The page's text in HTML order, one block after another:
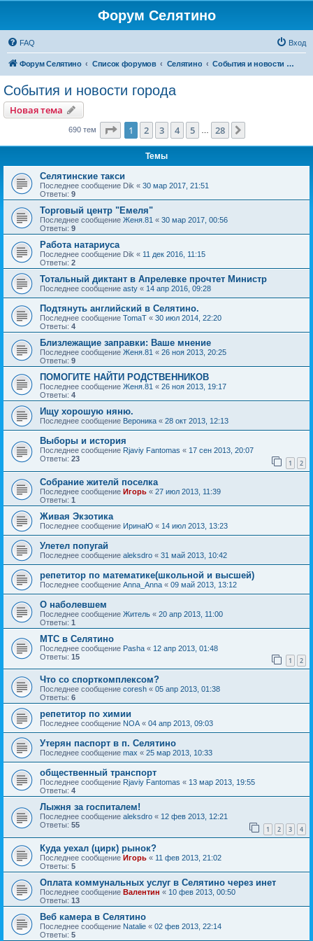
Форум Селятино
FAQ Вход
Форум Селятино Список форумов Селятино События и новости города
События и новости города
Новая тема
690 тем Страница из 28
1 2 3 4 5 28
Темы
Селятинские такси
Последнее сообщение Dik « 30 мар 2017, 21:51
Ответы: 9
Торговый центр "Емеля"
Последнее сообщение Женя.81 « 30 мар 2017, 00:56
Ответы: 9
Работа натариуса
Последнее сообщение Dik « 11 дек 2016, 11:15
Ответы: 2
Тотальный диктант в Апрелевке прочтет Министр
Последнее сообщение asty « 14 апр 2016, 09:28
Подтянуть английский в Селятино.
Последнее сообщение TomaT « 30 июл 2014, 22:20
Ответы: 4
Близлежащие заправки: Ваше мнение
Последнее сообщение Женя.81 « 26 ноя 2013, 20:25
Ответы: 9
ПОМОГИТЕ НАЙТИ РОДСТВЕННИКОВ
Последнее сообщение Женя.81 « 26 ноя 2013, 19:17
Ответы: 4
Ищу хорошую няню.
Последнее сообщение Вероника « 28 окт 2013, 12:13
Выборы и история
Последнее сообщение Rjaviy Fantomas « 17 сен 2013, 20:07
Ответы: 23 1 2
Собрание жителй поселка
Последнее сообщение Игорь « 27 июл 2013, 11:39
Ответы: 1
Живая Экзотика
Последнее сообщение ИринаЮ « 14 июл 2013, 13:23
Улетел попугай
Последнее сообщение aleksdro « 31 май 2013, 10:42
репетитор по математике(школьной и высшей)
Последнее сообщение Anna_Anna « 09 май 2013, 13:12
О наболевшем
Последнее сообщение Житель « 20 апр 2013, 11:00
Ответы: 1
МТС в Селятино
Последнее сообщение Pasha « 12 апр 2013, 01:48
Ответы: 15 1 2
Что со спорткомплексом?
Последнее сообщение coresh « 05 апр 2013, 01:38
Ответы: 6
репетитор по химии
Последнее сообщение NOA « 04 апр 2013, 09:03
Утерян паспорт в п. Селятино
Последнее сообщение max « 25 мар 2013, 10:33
общественный транспорт
Последнее сообщение Rjaviy Fantomas « 13 мар 2013, 19:55
Ответы: 4
Лыжня за госпиталем!
Последнее сообщение aleksdro « 12 фев 2013, 12:21
Ответы: 55 1 2 3 4
Куда уехал (цирк) рынок?
Последнее сообщение Игорь « 11 фев 2013, 21:02
Ответы: 5
Оплата коммунальных услуг в Селятино через инет
Последнее сообщение Валентин « 10 фев 2013, 00:50
Ответы: 13
Веб камера в Селятино
Последнее сообщение Natalie « 02 фев 2013, 22:14
Ответы: 5